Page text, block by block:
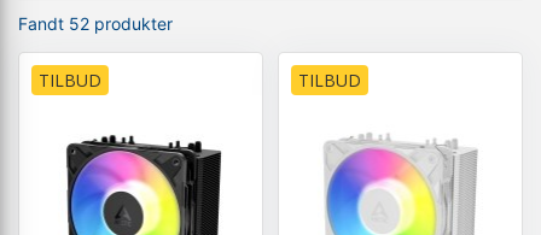
Fandt 52 produkter
TILBUD TILBUD